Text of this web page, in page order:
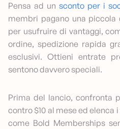
Pensa ad un sconto per i
membri pagano una piccola
per usufruire di vantaggi,
ordine, spedizione rapida
esclusivi. Ottieni entrate
sentono davvero speciali.
Prima del lancio, confronta
contro $10 al mese ed elenca
come Bold Memberships